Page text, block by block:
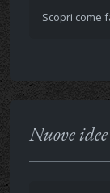
Scopri come
Nuove idee